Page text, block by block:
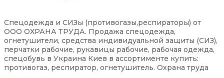
Спецодежда и СИЗы (противогазы,респираторы) от
ООО ОХРАНА ТРУДА. Продажа спецодежда,
огнетушители, средства индивидуальной защиты (СИЗ),
перчатки рабочие, рукавицы рабочие, рабочая одежда,
спецобувь в Украина Киев в ассортименте купить:
противогаз, респиратор, огнетушитель. Охрана труда